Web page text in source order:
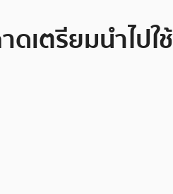
เตรียมนำไปใช้